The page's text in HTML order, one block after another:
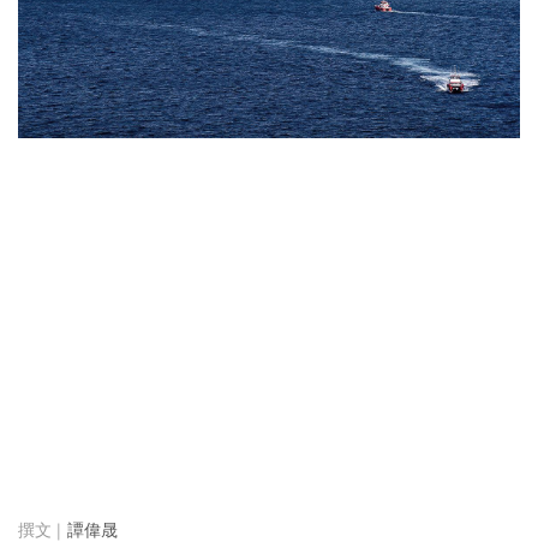
譚偉晟